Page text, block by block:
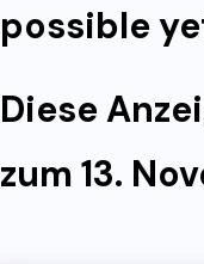
possible
Diese
zum 13.